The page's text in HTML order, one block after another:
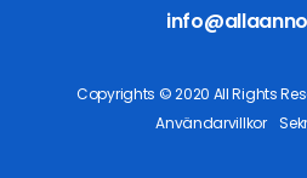
Copyrights © 2020 All Rights
Användarvillkor